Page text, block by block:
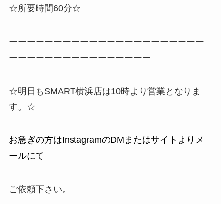
☆所要時間60分☆
ーーーーーーーーーーーーーーーーーーーーーー
ーーーーーーーーーーーーーーーー
☆明日もSMART横浜店は10時より営業となりま
す。☆
お急ぎの方はInstagramのDMまたはサイトよりメ
ールにて
ご依頼下さい。